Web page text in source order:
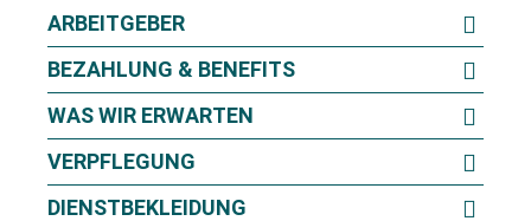
ARBEITGEBER
BEZAHLUNG & BENEFITS
WAS WIR ERWARTEN
VERPFLEGUNG
DIENSTBEKLEIDUNG